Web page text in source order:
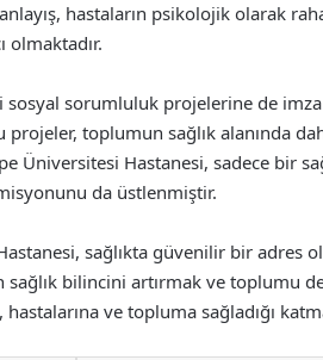
hastaların psikolojik olarak
olmaktadır.
sosyal sorumluluk projelerine de
projeler, toplumun sağlık alanında
Üniversitesi Hastanesi, sadece bir
da üstlenmiştir.
sağlıkta güvenilir bir adres
bilincini artırmak ve toplumu
hastalarına ve topluma sağladığı